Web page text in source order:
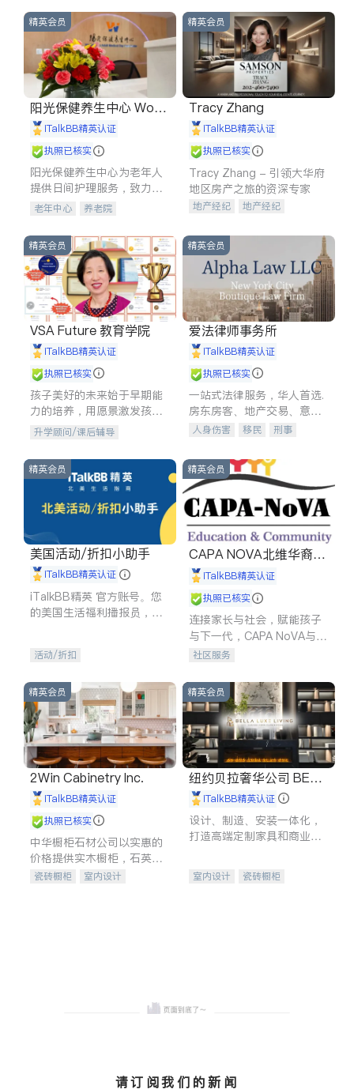
精英会员
阳光保健养生中心 World
shine
iTalkBB精英认证
执照已核实
阳光保健养生中心为老年人
提供日间护理服务，致力于
通过持续的护理创新来有效
老年中心 养老院
精英会员
Tracy Zhang
iTalkBB精英认证
执照已核实
Tracy Zhang - 引领大华府
地区房产之旅的资深专家
地产经纪
地产经纪
商铺租售
精英会员
VSA Future 教育学院
iTalkBB精英认证
执照已核实
孩子美好的未来始于早期能
力的培养，用愿景激发孩子
的学习潜力和动力。理念：
拥有成长型心态是成功的基
石。
升学顾问/课后辅导
精英会员
爱法律师事务所
iTalkBB精英认证
执照已核实
一站式法律服务，华人首选.
房东房客、地产交易、意外
伤害、车祸重伤、商业诉
建筑合同、刑事案件全包办
人身伤害 移民
刑事
信托/遗嘱
商业
索赔
律师-其它 保释
精英会员
美国活动/折扣小助手
iTalkBB精英认证
iTalkBB精英 官方账号。您
的美国生活福利播报员，精
专属福利。
活动/折扣
精英会员
CAPA NOVA北维华裔家
长会iTalkBB精英认证
执照已核实
连接家长与社会，赋能孩子
与下一代，CAPA NoVA与您
携手建设包容、公平、充满
社区服务
精英会员
2Win Cabinetry Inc.
iTalkBB精英认证
执照已核实
中华橱柜石材公司以实惠的
价格提供实木橱柜，石英石
台面，多种优质不锈钢水
瓷砖橱柜
室内设计
精英会员
纽约贝拉奢华公司 BELL
A LUXE
iTalkBB精英认证
设计、制造、安装一体化，
打造高端定制家具和商业空
室内设计
瓷砖橱柜
请订阅我们的新闻